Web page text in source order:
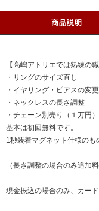
商品説明
【高嶋アトリエでは熟練の
・リングのサイズ直し
・イヤリング・ピアスの変更
・ネックレスの長さ調整
・チェーン別売り（１万円
基本は初回無料です。
1秒装着マグネット仕様のも
（長さ調整の場合のみ追加
現金振込の場合のみ、カー